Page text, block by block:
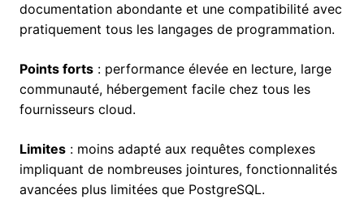
documentation abondante et une compatibilité avec
pratiquement tous les langages de programmation.
Points forts : performance élevée en lecture, large
communauté, hébergement facile chez tous les
fournisseurs cloud.
Limites : moins adapté aux requêtes complexes
impliquant de nombreuses jointures, fonctionnalités
avancées plus limitées que PostgreSQL.